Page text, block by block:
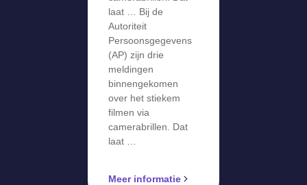
laat … Bij de
Autoriteit
Persoonsgegevens
(AP) zijn drie
meldingen
binnengekomen
over het stiekem
filmen via
camerabrillen. Dat
laat …
Meer informatie